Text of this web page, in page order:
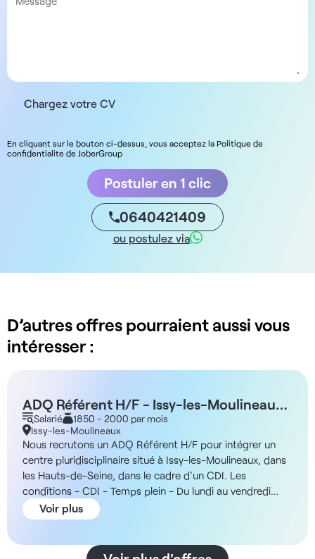
Chargez votre CV
En cliquant sur le bouton ci-dessus, vous acceptez la Politique de
confidentialite de JoberGroup
Postuler en 1 clic
0640421409
ou postulez via
D’autres offres pourraient aussi vous
intéresser :
ADQ Référent H/F - Issy-les-Moulineaux
92Salarié
1850 - 2000 par mois
Issy-les-Moulineaux
Nous recrutons un ADQ Référent H/F pour intégrer un
centre pluridisciplinaire situé à Issy-les-Moulineaux, dans
les Hauts-de-Seine, dans le cadre d'un CDI. Les
conditions - CDI - Temps plein - Du lundi au vendredi
(samedi possible) - De 9h30 à 19h La structure Vous
intégrerez un centre pluridisciplinaire récent d'Issy-les-
chirurgiens-dentistes. En outre, la structure dispose d'un
Voir plus